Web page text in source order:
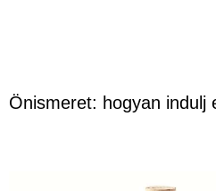
Önismeret: hogyan indulj